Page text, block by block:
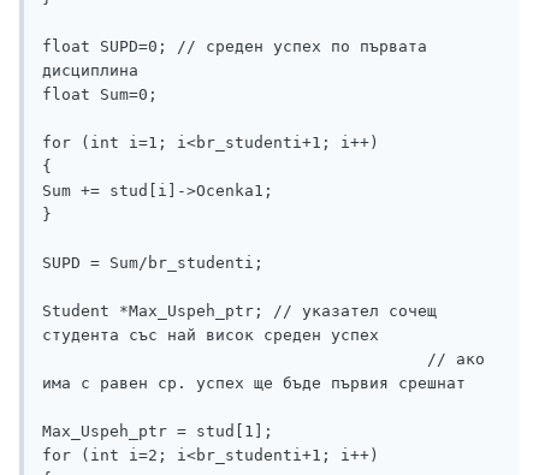
float SUPD=0; // среден успех по първата
дисциплина
float Sum=0;
for (int i=1; i<br_studenti+1; i++)
{
Sum += stud[i]->Ocenka1;
}
SUPD = Sum/br_studenti;
Student *Max_Uspeh_ptr; // указател сочещ
студента със най висок среден успех
има с равен ср. успех ще бъде първия срешнат
Max_Uspeh_ptr = stud[1];
for (int i=2; i<br_studenti+1; i++)